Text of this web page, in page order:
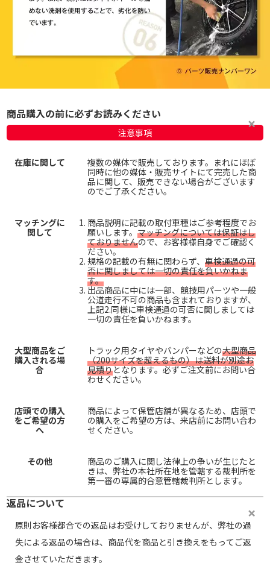
商品購入の前に必ずお読みください
注意事項
在庫に関して
複数の媒体で販売しております。まれにほぼ
同時に他の媒体・販売サイトにて完売した商
品に関して、販売できない場合がございます
のでご了承ください。
マッチングに
関して
商品説明に記載の取付車種はご参考程度でお
願いします。 マッチングについては保証はし
ておりませんので、お客様様自身でご確認く
ださい。
規格の記載の有無に関わらず、 車検通過の可
否に関しましては一切の責任を負いかねま
す。
出品商品に中には一部、競技用パーツや一般
公道走行不可の商品も含まれておりますが、
上記2.同様に車検通過の可否に関しましては
一切の責任を負いかねます。
大型商品をご
購入される場
合
トラック用タイヤやバンパーなどの大型商品
（200サイズを超えるもの）は送料が別途お
見積りとなります。必ずご注文前にお問い合
わせください。
店頭での購入
をご希望の方
へ
商品によって保管店舗が異なるため、店頭で
の購入をご希望の方は、来店前にお問い合わ
せください。
その他
商品のご購入に関し法律上の争いが生じたと
きは、弊社の本社所在地を管轄する裁判所を
第一審の専属的合意管轄裁判所とします。
返品について
原則お客様都合での返品はお受けしておりませんが、弊社の過
失による返品の場合は、商品代を商品と引き換えをもってご返
金させていただきます。